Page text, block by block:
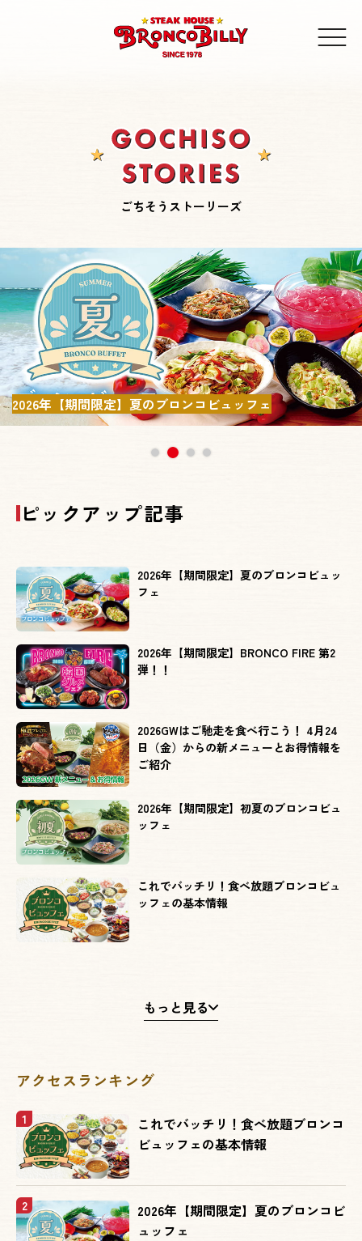
ごちそうストーリーズ
2026年【期間限定】夏のブロンコビュッフェ
ピックアップ記事
2026年【期間限定】夏のブロンコビュッ
フェ
2026年【期間限定】BRONCO FIRE 第2
弾！！
2026GWはご馳走を食べ行こう！ 4月24
日（金）からの新メニューとお得情報を
ご紹介
2026年【期間限定】初夏のブロンコビュ
ッフェ
これでバッチリ！食べ放題ブロンコビュ
ッフェの基本情報
2026年【期間限定】春サラダバー
もっと見る
アクセスランキング
1
これでバッチリ！食べ放題ブロンコ
ビュッフェの基本情報
2
2026年【期間限定】夏のブロンコビ
ュッフェ